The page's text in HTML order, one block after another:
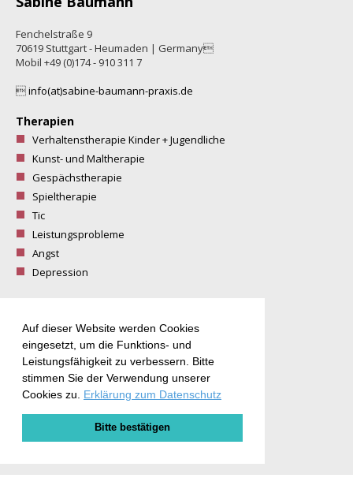
Auf dieser Website werden Cookies
eingesetzt, um die Funktions- und
Leistungsfähigkeit zu verbessern. Bitte
stimmen Sie der Verwendung unserer
Cookies zu. Erklärung zum Datenschutz
Bitte bestätigen
Fenchelstraße 9
70619 Stuttgart - Heumaden | Germany
Mobil +49 (0)174 - 910 311 7
info(at)sabine-baumann-praxis.de
Therapien
Verhaltenstherapie Kinder + Jugendliche
Kunst- und Maltherapie
Gespächstherapie
Spieltherapie
Tic
Leistungsprobleme
Angst
Depression
Zusatzangebote
Malkurse
Malgruppe mit Kindern